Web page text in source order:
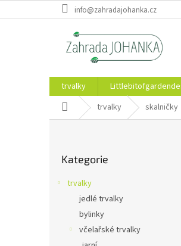
na
info@zahradajohanka.cz
trvalky
Domů trvalky skalničky
kategorie
Kategorie
trvalky
jedlé trvalky
bylinky
včelařské trvalky